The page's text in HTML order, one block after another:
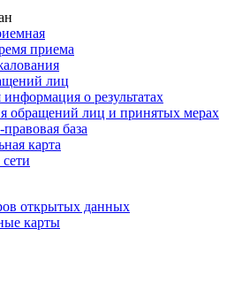
приема
лиц
о результатах
обращений лиц и принятых мерах
база
карта
открытых данных
карты